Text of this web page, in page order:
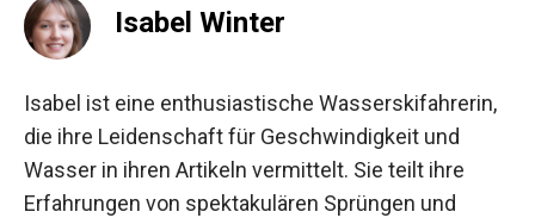
Isabel Winter
Isabel ist eine enthusiastische Wasserskifahrerin,
die ihre Leidenschaft für Geschwindigkeit und
Wasser in ihren Artikeln vermittelt. Sie teilt ihre
Erfahrungen von spektakulären Sprüngen und